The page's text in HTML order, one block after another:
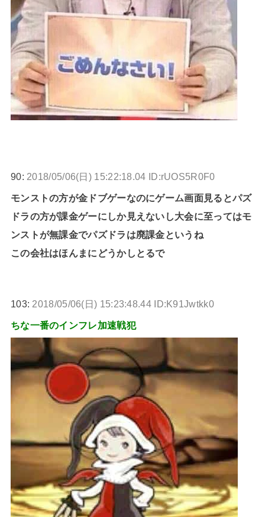
90: 2018/05/06(日) 15:22:18.04 ID:rUOS5R0F0
モンストの方が金ドブゲーなのにゲーム画面見るとパズ
ドラの方が課金ゲーにしか見えないし大会に至ってはモ
ンストが無課金でパズドラは廃課金というね
この会社はほんまにどうかしとるで
103: 2018/05/06(日) 15:23:48.44 ID:K91Jwtkk0
ちな一番のインフレ加速戦犯